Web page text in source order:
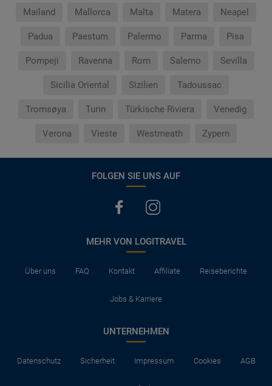
Mailand Mallorca Malta Matera Neapel
Padua Paestum Palermo Parma Pisa
Pompeji Ravenna Rom Salerno Sevilla
Sicilia Oriental Sizilien Tadoussac
Tromsøya Turin Türkische Riviera Venedig
Verona Vieste Westmeath Zypern
FOLGEN SIE UNS AUF
MEHR VON LOGITRAVEL
Über uns FAQ Kontakt Affiliate Reiseberichte
Jobs & Karriere
UNTERNEHMEN
Datenschutz Sicherheit Impressum Cookies AGB